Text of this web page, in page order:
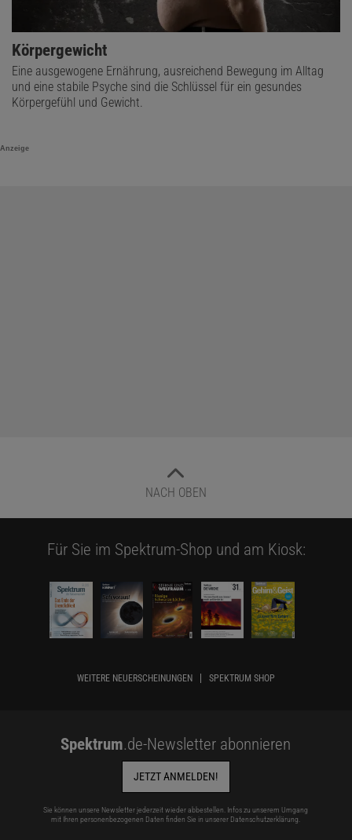
Körpergewicht
Eine ausgewogene Ernährung, ausreichend Bewegung im Alltag
und eine stabile Psyche sind die Schlüssel für ein gesundes
Körpergefühl und Gewicht.
Anzeige
NACH OBEN
Für Sie im Spektrum-Shop und am Kiosk:
WEITERE NEUERSCHEINUNGEN SPEKTRUM SHOP
Spektrum.de-Newsletter abonnieren
JETZT ANMELDEN!
Sie können unsere Newsletter jederzeit wieder abbestellen. Infos zu unserem Umgang
mit Ihren personenbezogenen Daten finden Sie in unserer Datenschutzerklärung